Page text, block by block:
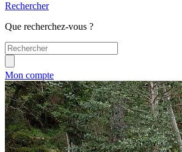
Rechercher
Que recherchez-vous ?
Mon compte